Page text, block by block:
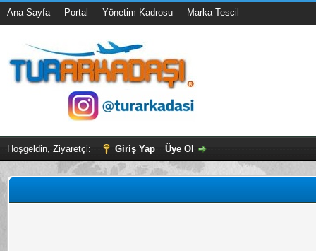
Ana Sayfa Portal Yönetim Kadrosu Marka Tescil
Hoşgeldin, Ziyaretçi: Giriş Yap Üye Ol